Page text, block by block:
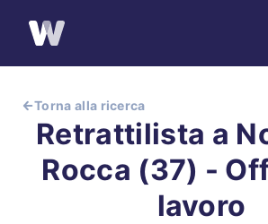
Torna alla ricerca
Retrattilista a
Rocca (37) -
lavoro